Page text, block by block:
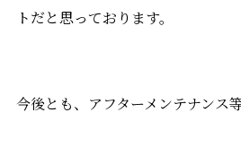
トだと思っております。
今後とも、アフターメンテナンス